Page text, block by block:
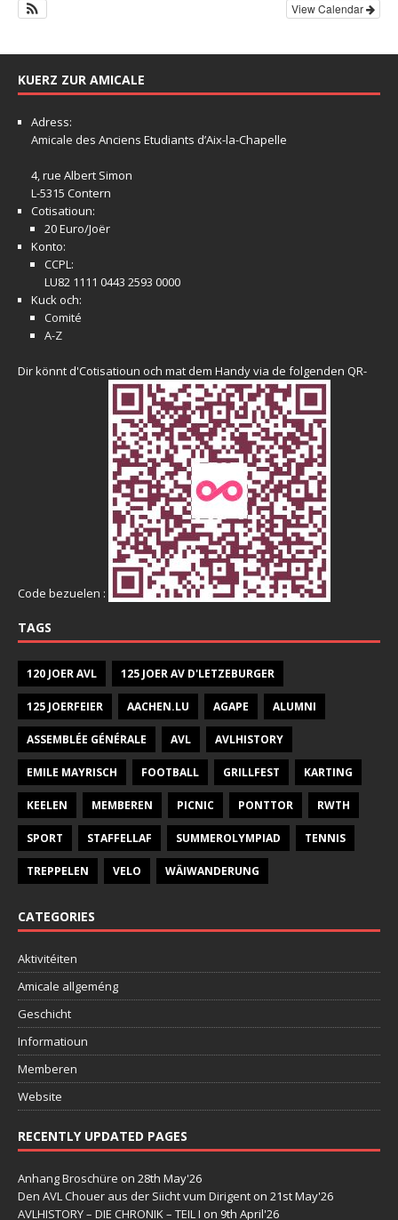
View Calendar
KUERZ ZUR AMICALE
Adress:
Amicale des Anciens Etudiants d’Aix-la-Chapelle
4, rue Albert Simon
L-5315 Contern
Cotisatioun:
20 Euro/Joër
Konto:
CCPL:
LU82 1111 0443 2593 0000
Kuck och:
Comité
A-Z
Dir könnt d'Cotisatioun och mat dem Handy via de folgenden QR-
Code bezuelen :
TAGS
120 JOER AVL 125 JOER AV D'LETZEBURGER
125 JOERFEIER AACHEN.LU AGAPE ALUMNI
ASSEMBLÉE GÉNÉRALE AVL AVLHISTORY
EMILE MAYRISCH FOOTBALL GRILLFEST KARTING
KEELEN MEMBEREN PICNIC PONTTOR RWTH
SPORT STAFFELLAF SUMMEROLYMPIAD TENNIS
TREPPELEN VELO WÄIWANDERUNG
CATEGORIES
Aktivitéiten
Amicale allgeméng
Geschicht
Informatioun
Memberen
Website
RECENTLY UPDATED PAGES
Anhang Broschüre on 28th May'26
Den AVL Chouer aus der Siicht vum Dirigent on 21st May'26
AVLHISTORY – DIE CHRONIK – TEIL I on 9th April'26